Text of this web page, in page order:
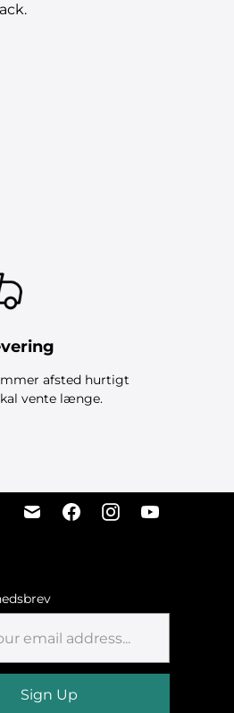
afsted hurtigt
vente længe.